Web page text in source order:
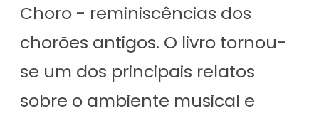
Choro - reminiscências dos
chorões antigos. O livro tornou-
se um dos principais relatos
sobre o ambiente musical e